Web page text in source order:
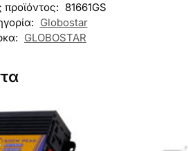
προϊόντος: 81661GS
Globostar
GLOBOSTAR